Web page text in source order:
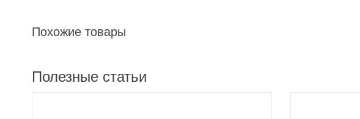
Похожие товары
Полезные статьи